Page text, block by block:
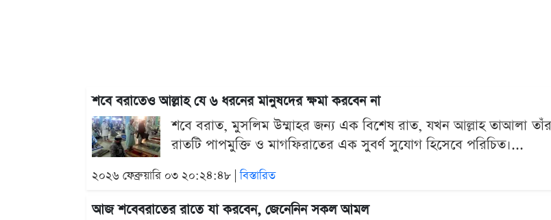
শবে বরাতেও আল্লাহ যে ৬ ধরনের মানুষদের ক্ষমা করবেন না
শবে বরাত, মুসলিম উম্মাহর জন্য এক বিশেষ রাত, যখন আল্লাহ তাআলা
রাতটি পাপমুক্তি ও মাগফিরাতের এক সুবর্ণ সুযোগ হিসেবে পরিচিত।...
২০২৬ ফেব্রুয়ারি ০৩ ২০:২৪:৪৮ |বিস্তারিত
আজ শবেবরাতের রাতে যা করবেন, জেনেনিন সকল আমল